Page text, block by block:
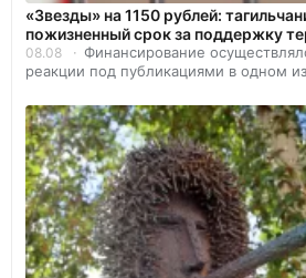
«Звезды» на 1150 рублей:
пожизненный срок за поддержку
08.08
Финансирование
реакции под публикациями в одном